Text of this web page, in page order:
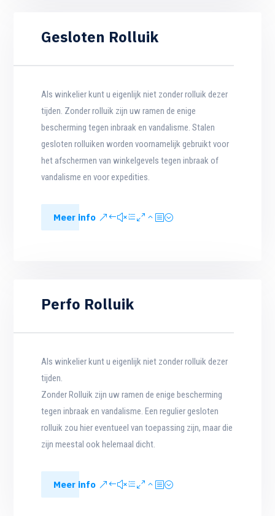
Gesloten Rolluik
Als winkelier kunt u eigenlijk niet zonder rolluik dezer
tijden. Zonder rolluik zijn uw ramen de enige
bescherming tegen inbraak en vandalisme. Stalen
gesloten rolluiken worden voornamelijk gebruikt voor
het afschermen van winkelgevels tegen inbraak of
vandalisme en voor expedities.
Meer info
Perfo Rolluik
Als winkelier kunt u eigenlijk niet zonder rolluik dezer
tijden.
Zonder Rolluik zijn uw ramen de enige bescherming
tegen inbraak en vandalisme. Een regulier gesloten
rolluik zou hier eventueel van toepassing zijn, maar die
zijn meestal ook helemaal dicht.
Meer info